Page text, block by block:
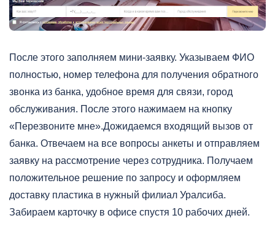
После этого заполняем мини-заявку. Указываем ФИО
полностью, номер телефона для получения обратного
звонка из банка, удобное время для связи, город
обслуживания. После этого нажимаем на кнопку
«Перезвоните мне».Дожидаемся входящий вызов от
банка. Отвечаем на все вопросы анкеты и отправляем
заявку на рассмотрение через сотрудника. Получаем
положительное решение по запросу и оформляем
доставку пластика в нужный филиал Уралсиба.
Забираем карточку в офисе спустя 10 рабочих дней.